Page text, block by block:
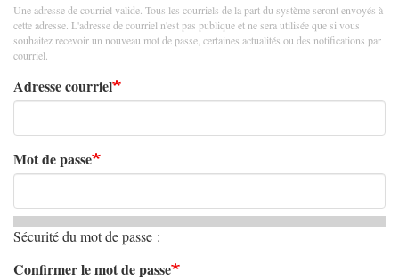
Une adresse de courriel valide. Tous les courriels de la part du système seront envoyés à
cette adresse. L'adresse de courriel n'est pas publique et ne sera utilisée que si vous
souhaitez recevoir un nouveau mot de passe, certaines actualités ou des notifications par
courriel.
Adresse courriel
Mot de passe
Sécurité du mot de passe :
Confirmer le mot de passe